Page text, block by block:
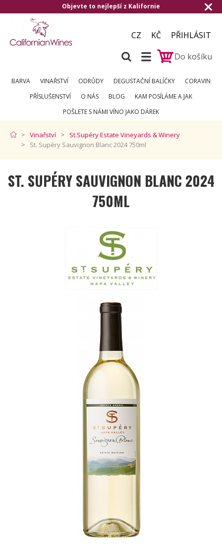
to nejlepší z Kalifornie Doručení
CZ KČ
PŘIHLÁSIT
Do košíku
BARVA VINAŘSTVÍ ODRŮDY DEGUSTAČNÍ BALÍČKY
CORAVIN
PŘÍSLUŠENSTVÍ
O NÁS BLOG
KAM POSÍLÁME A JAK
POŠLETE S NÁMI VÍNO JAKO DÁREK
Vinařství
St.Supéry Estate Vineyards & Winery
St. Supéry Sauvignon Blanc 2024 750ml
ST. SUPÉRY SAUVIGNON BLANC 2024
750ML